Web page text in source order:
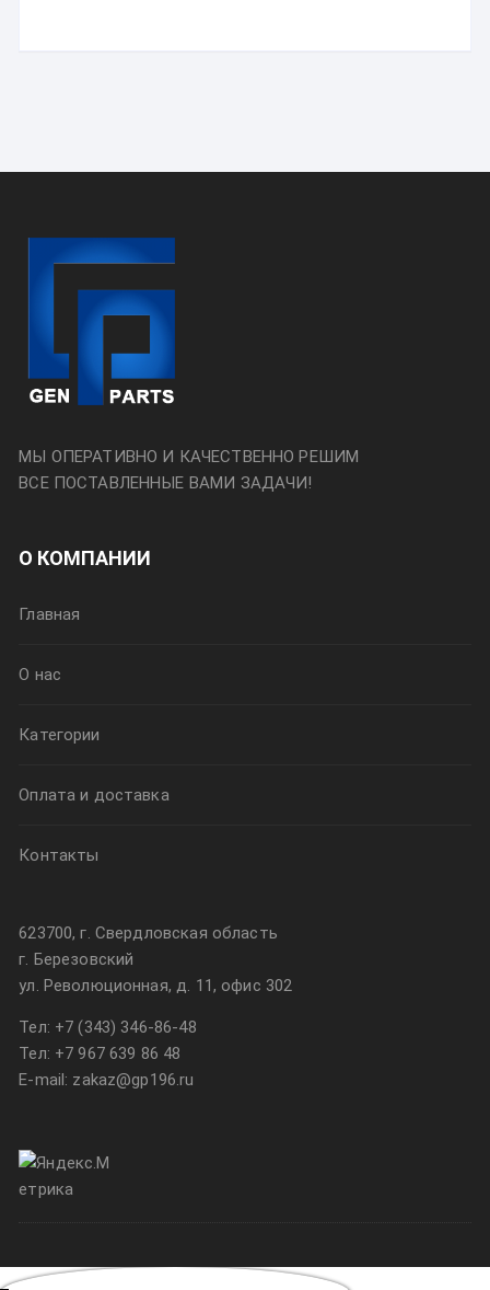
МЫ ОПЕРАТИВНО И КАЧЕСТВЕННО РЕШИМ
ВСЕ ПОСТАВЛЕННЫЕ ВАМИ ЗАДАЧИ!
О КОМПАНИИ
Главная
О нас
Категории
Оплата и доставка
Контакты
623700, г. Свердловская область
г. Березовский
ул. Революционная, д. 11, офис 302
Тел: +7 (343) 346-86-48
Тел: +7 967 639 86 48
E-mail: zakaz@gp196.ru